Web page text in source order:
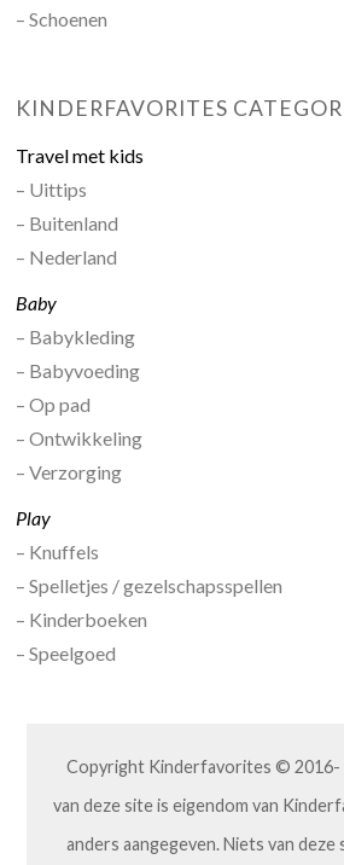
– Schoenen
KINDERFAVORITES
Travel met kids
– Uittips
– Buitenland
– Nederland
Baby
– Babykleding
– Babyvoeding
– Op pad
– Ontwikkeling
– Verzorging
Play
– Knuffels
– Spelletjes / gezelschapsspellen
– Kinderboeken
– Speelgoed
Copyright Kinderfavorites © 2016-
van deze site is eigendom van
anders aangegeven. Niets van deze